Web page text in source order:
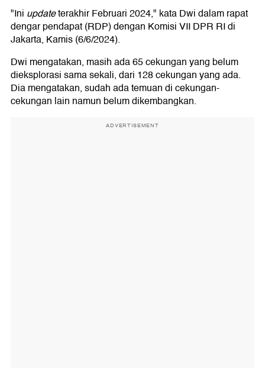
"Ini updateterakhir Februari 2024," kata Dwi dalam rapat
dengar pendapat (RDP) dengan Komisi VII DPR RI di
Jakarta, Kamis (6/6/2024).
Dwi mengatakan, masih ada 65 cekungan yang belum
dieksplorasi sama sekali, dari 128 cekungan yang ada.
Dia mengatakan, sudah ada temuan di cekungan-
cekungan lain namun belum dikembangkan.
ADVERTISEMENT